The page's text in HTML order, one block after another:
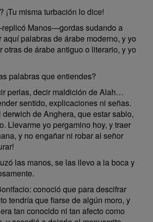
misma turbación lo dice!
Manos—gordas sudando a
palabras de árabe moderno, y yo
otras de árabe antiguo o literario, y yo
palabras que entiendes?
perlas, decir maldición de Alah…
sentido, explicaciones ni señas.
derwich de Anghera, que estar sabio,
Llevarme yo pergamino hoy, y traer
y no engañar ni robar al señor
las manos, se las llevo a la boca y
conoció que para descifrar
tendría que fiarse de algún moro, y
tan conocido ni tan afecto como